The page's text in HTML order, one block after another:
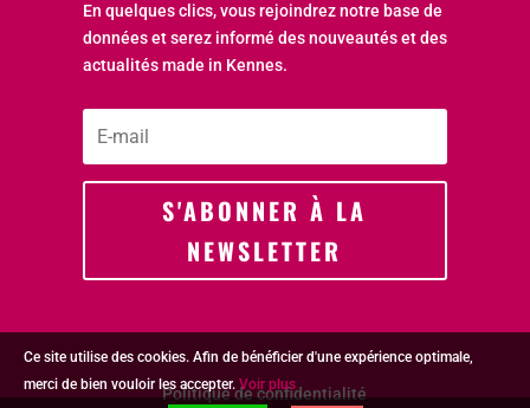
En quelques clics, vous rejoindrez notre base de
données et serez informé des nouveautés et des
actualités made in Kennes.
S'ABONNER À LA
NEWSLETTER
Politique de confidentialité
Ce site utilise des cookies. Afin de bénéficier d'une expérience optimale,
merci de bien vouloir les accepter. Voir plus